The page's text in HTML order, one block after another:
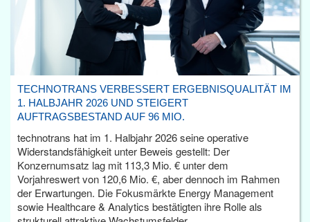
TECHNOTRANS VERBESSERT ERGEBNISQUALITÄT IM
1. HALBJAHR 2026 UND STEIGERT
AUFTRAGSBESTAND AUF 96 MIO.
technotrans hat im 1. Halbjahr 2026 seine operative
Widerstandsfähigkeit unter Beweis gestellt: Der
Konzernumsatz lag mit 113,3 Mio. € unter dem
Vorjahreswert von 120,6 Mio. €, aber dennoch im Rahmen
der Erwartungen. Die Fokusmärkte Energy Management
sowie Healthcare & Analytics bestätigten ihre Rolle als